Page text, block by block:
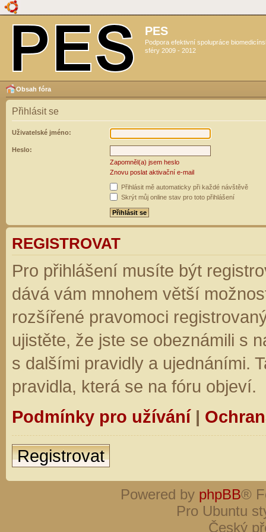
PES
Podpora efektivní spolupráce
sféry 2009 - 2012
Obsah fóra
Přihlásit se
Uživatelské jméno:
Heslo:
Zapomněl(a) jsem heslo
Znovu poslat aktivační e-mail
Přihlásit mě automaticky při každé návštěvě
Skrýt můj online stav pro toto přihlášení
REGISTROVAT
Pro přihlášení musíte být
dává vám mnohem větší
rozšířené pravomoci
ujistěte, že jste se obeznámili s
s dalšími pravidly a ujednáními.
pravidla, která se na fóru objeví.
Podmínky pro užívání|
Registrovat
Powered by phpBB®
Pro Ubuntu
Český